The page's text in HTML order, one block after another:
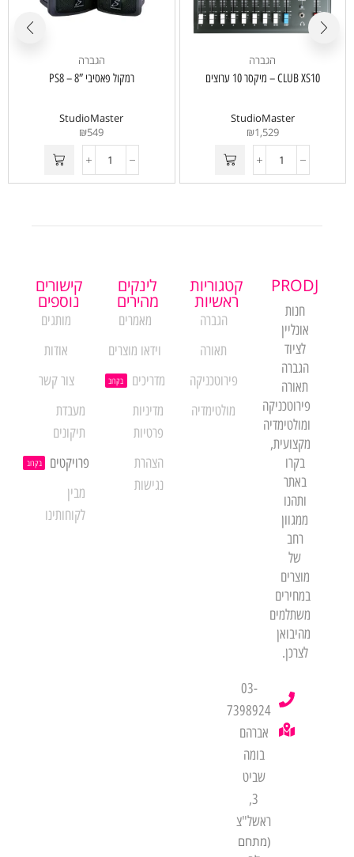
הגברה
CLUB XS10 – מיקסר 10 ערוצים
StudioMaster
₪1,529
הגברה
רמקול פאסיבי 8″ – PS8
StudioMaster
₪549
PRODJ
חנות
אונליין
לציוד
הגברה
תאורה
פירוטכניקה
ומולטימדיה
מקצועית,
בקרו
באתר
ותהנו
ממגוון
רחב
של
מוצרים
במחירים
משתלמים
מהיבואן
לצרכן.
03-
7398924
אברהם
בומה
שביט
3,
ראשל"צ
(מתחם
קטגוריות
ראשיות
הגברה
תאורה
פירוטכניקה
מולטימדיה
לינקים
מהירים
מאמרים
וידאו מוצרים
מדריכים
בקרוב
מדיניות
פרטיות
הצהרת
נגישות
קישורים
נוספים
מותגים
אודות
צור קשר
מעבדת
תיקונים
פרויקטים
בקרוב
מבין
לקוחותינו